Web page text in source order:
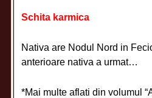
Schita karmica
Nativa are Nodul Nord in
anterioare nativa a urmat…
*Mai multe aflati din volumul